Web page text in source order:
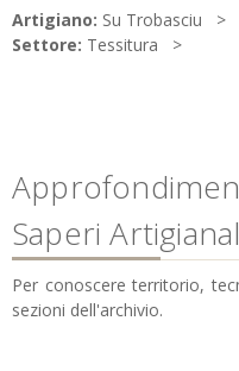
Artigiano: Su Trobasciu
Settore: Tessitura
Saperi
Per conoscere territorio,
sezioni dell'archivio.